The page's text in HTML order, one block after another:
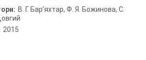
В. Г. Бар’яхтар, Ф. Я. Божинова, С.
2015